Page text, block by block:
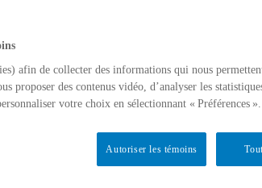
afin de collecter des informations qui nous
proposer des contenus vidéo, d’analyser les
votre choix en sélectionnant « Préférences ».
Autoriser les témoins